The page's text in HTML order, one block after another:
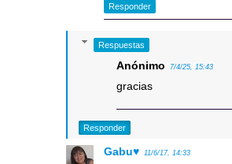
Responder
Respuestas
Anónimo 7/4/25, 15:43
gracias
Responder
Gabu♥ 11/6/17, 14:33